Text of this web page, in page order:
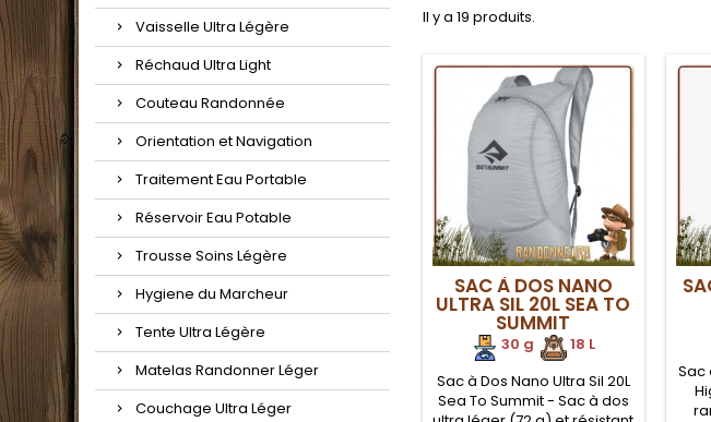
Vaisselle Ultra Légère
Réchaud Ultra Light
Couteau Randonnée
Orientation et Navigation
Traitement Eau Portable
Réservoir Eau Potable
Trousse Soins Légère
Hygiene du Marcheur
Tente Ultra Légère
Matelas Randonner Léger
Couchage Ultra Léger
Il y a 19 produits.
SAC À DOS NANO
ULTRA SIL 20L SEA TO
SUMMIT
30 g
18 L
Sac à Dos Nano Ultra Sil 20L
Sea To Summit - Sac à dos
Sac